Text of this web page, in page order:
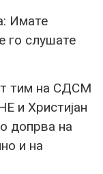
Имате
го слушате
тим на СДСМ
и Христијан
допрва на
и на